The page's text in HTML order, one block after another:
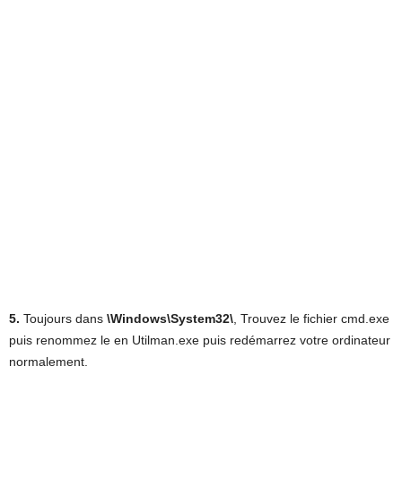
5. Toujours dans \Windows\System32\, Trouvez le fichier cmd.exe
puis renommez le en Utilman.exe puis redémarrez votre ordinateur
normalement.